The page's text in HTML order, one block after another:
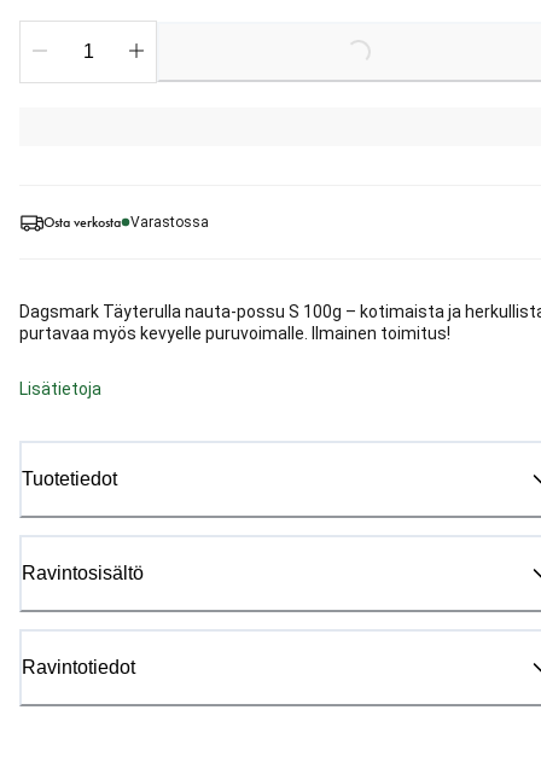
Osta verkosta Varastossa
Dagsmark Täyterulla nauta-possu S 100g – kotimaista ja
purtavaa myös kevyelle puruvoimalle. Ilmainen toimitus!
Lisätietoja
Tuotetiedot
Ravintosisältö
Ravintotiedot
Loading...